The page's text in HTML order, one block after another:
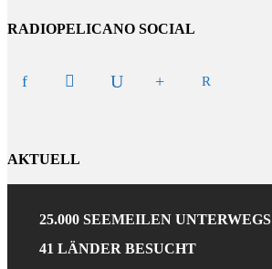
RADIOPELICANO SOCIAL
AKTUELL
25.000 SEEMEILEN UNTERWEGS
41 LÄNDER BESUCHT